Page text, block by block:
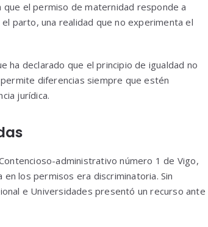
el permiso de maternidad responde a
parto, una realidad que no experimenta el
ha declarado que el principio de igualdad no
diferencias siempre que estén
jurídica.
administrativo número 1 de Vigo,
los permisos era discriminatoria. Sin
e Universidades presentó un recurso ante